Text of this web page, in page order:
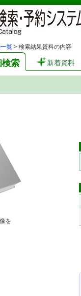
覧 > 検索結果資料の内容
検索 新着資料
を